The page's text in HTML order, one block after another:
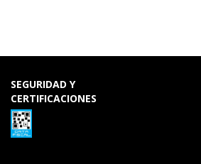
SEGURIDAD Y
CERTIFICACIONES